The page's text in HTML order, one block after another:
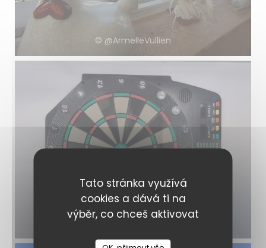
Tato stránka využívá
cookies a dává ti na
výběr, co chceš aktivovat
© @ArmelleVullien
Jeu Coté Bar
© @ArmelleVullien